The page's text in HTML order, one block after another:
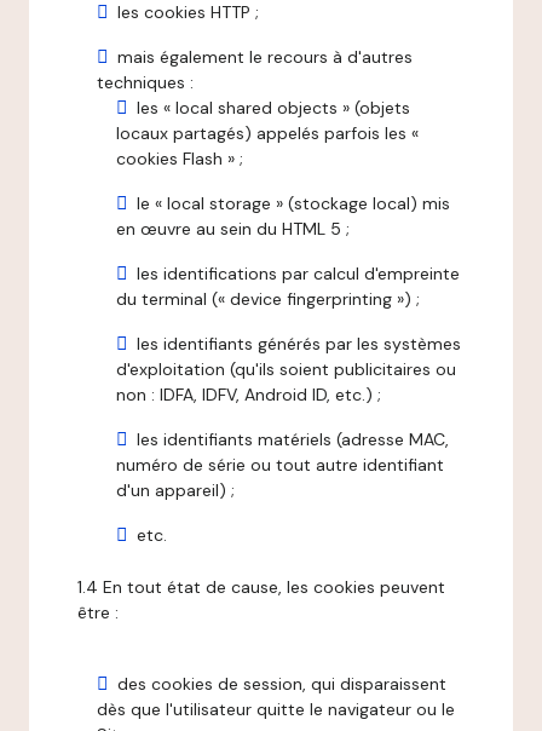
les cookies HTTP ;
mais également le recours à d'autres
techniques :
les « local shared objects » (objets
locaux partagés) appelés parfois les «
cookies Flash » ;
le « local storage » (stockage local) mis
en œuvre au sein du HTML 5 ;
les identifications par calcul d'empreinte
du terminal (« device fingerprinting ») ;
les identifiants générés par les systèmes
d'exploitation (qu'ils soient publicitaires ou
non : IDFA, IDFV, Android ID, etc.) ;
les identifiants matériels (adresse MAC,
numéro de série ou tout autre identifiant
d'un appareil) ;
etc.
1.4 En tout état de cause, les cookies peuvent
être :
des cookies de session, qui disparaissent
dès que l'utilisateur quitte le navigateur ou le